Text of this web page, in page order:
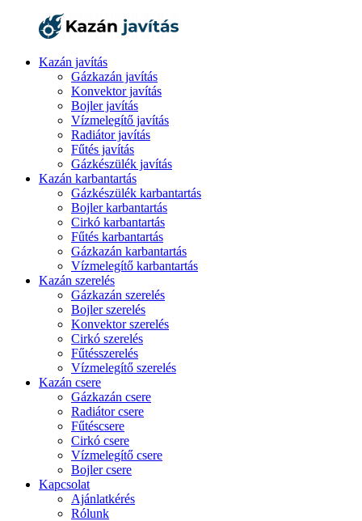
Kazán javítás
Gázkazán javítás
Konvektor javítás
Bojler javítás
Vízmelegítő javítás
Radiátor javítás
Fűtés javítás
Gázkészülék javítás
Kazán karbantartás
Gázkészülék karbantartás
Bojler karbantartás
Cirkó karbantartás
Fűtés karbantartás
Gázkazán karbantartás
Vízmelegítő karbantartás
Kazán szerelés
Gázkazán szerelés
Bojler szerelés
Konvektor szerelés
Cirkó szerelés
Fűtésszerelés
Vízmelegítő szerelés
Kazán csere
Gázkazán csere
Radiátor csere
Fűtéscsere
Cirkó csere
Vízmelegítő csere
Bojler csere
Kapcsolat
Ajánlatkérés
Rólunk